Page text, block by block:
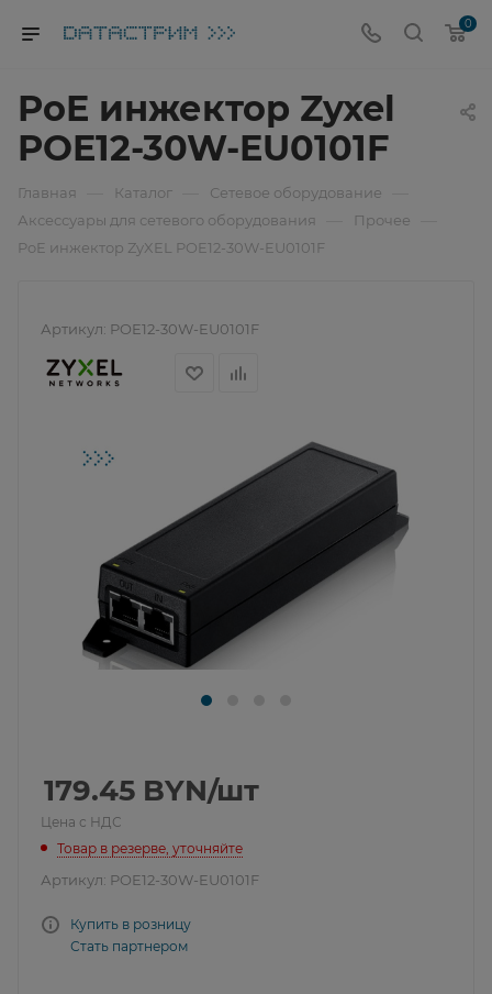
0
PoE инжектор Zyxel
POE12-30W-EU0101F
Главная Каталог Сетевое оборудование
Аксессуары для сетевого оборудования Прочее
PoE инжектор ZyXEL POE12-30W-EU0101F
Артикул: POE12-30W-EU0101F
179.45 BYN/шт
Цена с НДС
Товар в резерве, уточняйте
Артикул: POE12-30W-EU0101F
Купить в розницу
Стать партнером